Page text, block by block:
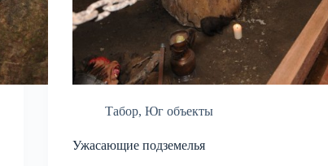
Табор, Юг объекты
Ужасающие подземелья